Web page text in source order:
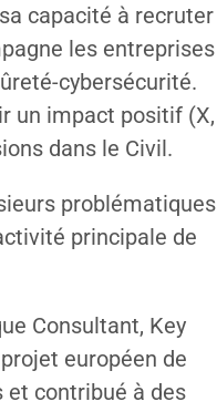
capacité à recruter
les entreprises
cybersécurité.
un impact positif (X,
dans le Civil.
problématiques
principale de
Consultant, Key
européen de
et contribué à des